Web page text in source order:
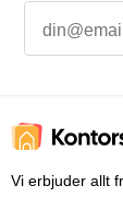
Vi erbjuder allt